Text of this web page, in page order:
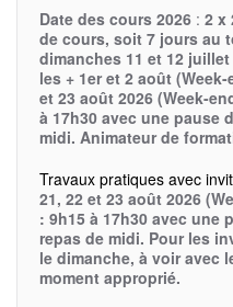
Date des cours 2026 : 2 x
de cours, soit 7 jours au
dimanches 11 et 12
les + 1er et 2 août
et 23 août 2026 (Week-
à 17h30 avec une pause
midi. Animateur de
Travaux pratiques avec
21, 22 et 23 août 2026
: 9h15 à 17h30 avec une
repas de midi. Pour les
le dimanche, à voir avec
moment approprié.